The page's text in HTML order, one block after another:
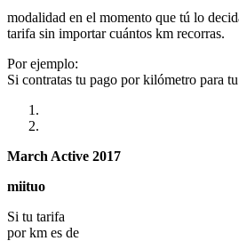
modalidad en el momento que tú lo
tarifa sin importar cuántos km recorras.
Por ejemplo:
Si contratas tu pago por kilómetro para
March Active 2017
miituo
Si tu tarifa
por km es de